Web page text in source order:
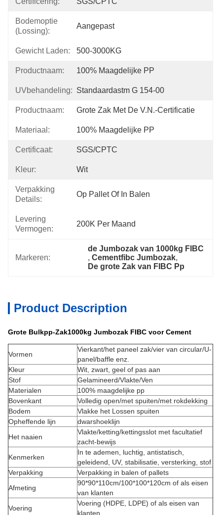
Bodemoptie
(lossing):
Aangepast
Gewicht Laden: 500-3000KG
Productnaam: 100% Maagdelijke PP
UVbehandeling: Standaardastm G 154-00
Productnaam: Grote Zak Met De V.N.-Certificatie
Materiaal: 100% Maagdelijke PP
Certificaat: SGS/CPTC
Kleur: Wit
Verpakking
Details:
Op Pallet Of In Balen
Levering
Vermogen:
200K Per Maand
Markeren:
de Jumbozak van 1000kg FIBC
, Cementfibc Jumbozak,
De grote Zak van FIBC Pp
Product Description
Grote Bulkpp-Zak1000kg Jumbozak FIBC voor Cement
Vormen
Vierkant/het paneel zak/vier van circular/U-
panel/baffle enz.
Kleur
Wit, zwart, geel of pas aan
Stof
Gelamineerd/Vlakte/Ven
Materialen
100% maagdelijke pp
Bovenkant
Volledig open/met spuiten/met rokdekking
Bodem
Vlakke het Lossen spuiten
Opheffende lijn
dwarshoeklijn
Het naaien
Vlakte/ketting/kettingsslot met facultatief
zacht-bewijs
Kenmerken
In te ademen, luchtig, antistatisch,
geleidend, UV, stabilisatie, versterking, stof
Verpakking
Verpakking in balen of pallets
Afmeting
90*90*110cm/100*100*120cm of als eisen
van klanten
Voering
Voering (HDPE, LDPE) of als eisen van
klanten